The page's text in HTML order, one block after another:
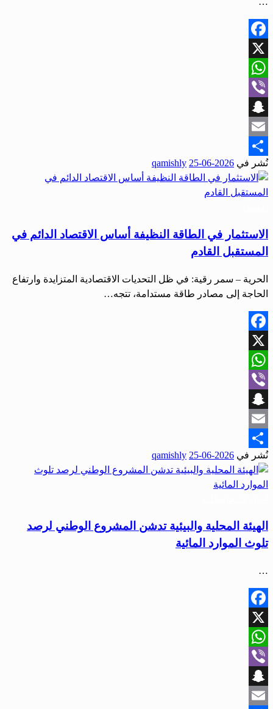
Facebook
X
WhatsApp
Viber
Snapchat
Email
Share
نُشر في 2026-06-25
qamishly
الاستثمار في الطاقة النظيفة أساس الاقتصاد الدائم في
المستقبل القادم
الحرية – سمر رقية: في ظل التحديات الاقتصادية المتزايدة وارتفاع
الحاجة إلى مصادر طاقة مستدامة، تتجه…
Facebook
X
WhatsApp
Viber
Snapchat
Email
Share
نُشر في 2026-06-25
qamishly
الهيئة المحلية والبيئية تدشن المشروع الوطني لرصد
تلوث الموارد المائية
…
Facebook
X
WhatsApp
Viber
Snapchat